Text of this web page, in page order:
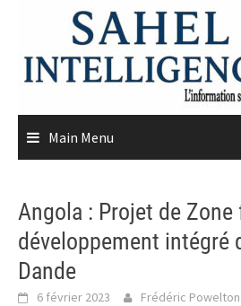
content
Main Menu
Angola : Projet de Zone
développement intégré
Dande
6 février 2023 Frédéric Powelton